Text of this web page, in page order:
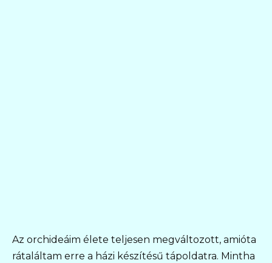
Az orchideáim élete teljesen megváltozott, amióta
rátaláltam erre a házi készítésű tápoldatra. Mintha